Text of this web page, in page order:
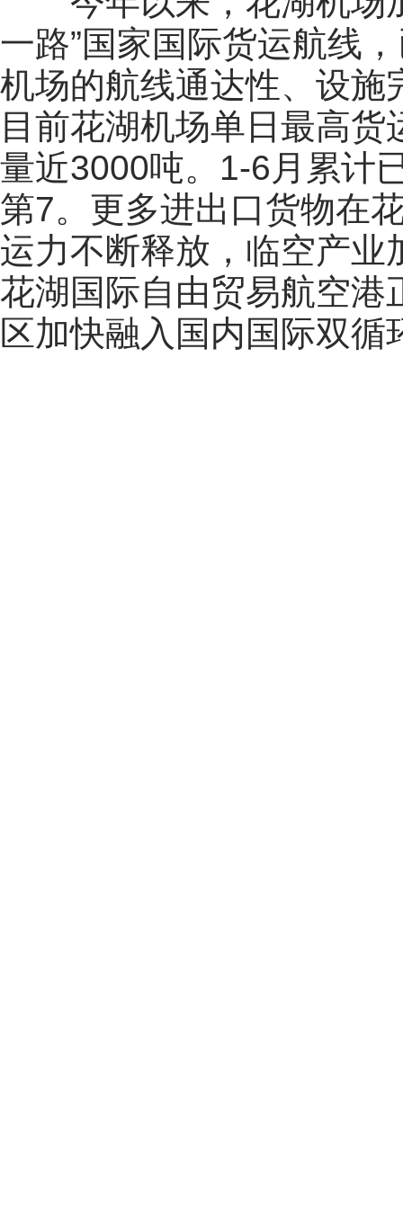
一路”国家国际货运航线
机场的航线通达性、设施
目前花湖机场单日最高
量近3000吨。1-6月累计
第7。更多进出口货物在
运力不断释放，临空产业
花湖国际自由贸易航空港
区加快融入国内国际双